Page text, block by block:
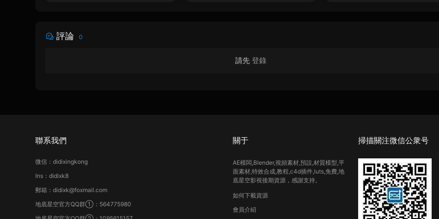
評論 0
請先 登錄
聯系我們
微信：didixingkong
Ins：didixk8
郵箱：didixk@foxmail.com
地底星空官方QQ群①：564775980
關于
AE模闆,Blender,視頻素材,預設,材質模型,平
面素材,特效合成,教程,c4d插件,luts,免費,地
底星空影視後期資源，感謝支持。
如何下載資源
會員介紹
掃描關注微信公衆号